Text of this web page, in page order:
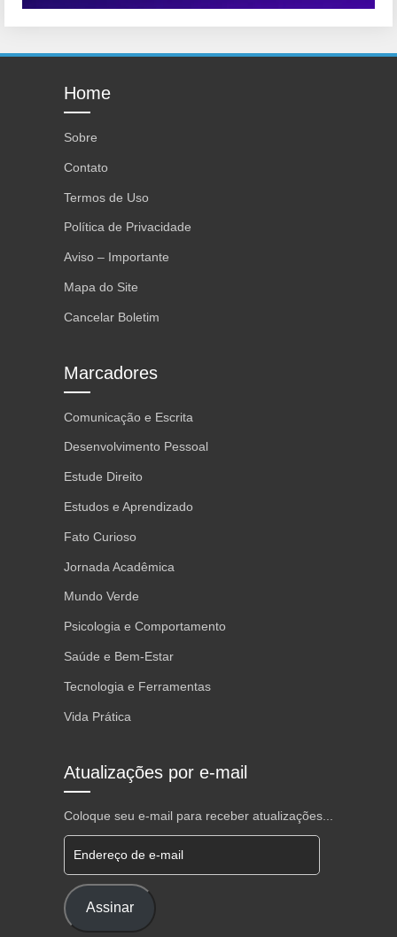
Home
Sobre
Contato
Termos de Uso
Política de Privacidade
Aviso – Importante
Mapa do Site
Cancelar Boletim
Marcadores
Comunicação e Escrita
Desenvolvimento Pessoal
Estude Direito
Estudos e Aprendizado
Fato Curioso
Jornada Acadêmica
Mundo Verde
Psicologia e Comportamento
Saúde e Bem-Estar
Tecnologia e Ferramentas
Vida Prática
Atualizações por e-mail
Coloque seu e-mail para receber atualizações...
Endereço de e-mail
Assinar